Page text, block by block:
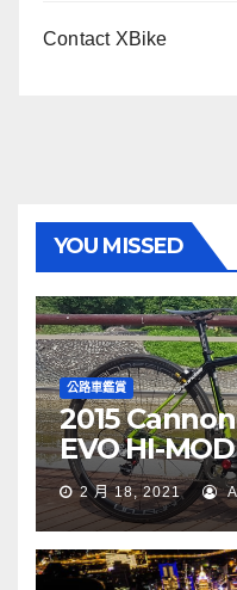
Contact XBike
YOU MISSED
公路車鑑賞
2015
EVO HI-
2 月 18, 2021